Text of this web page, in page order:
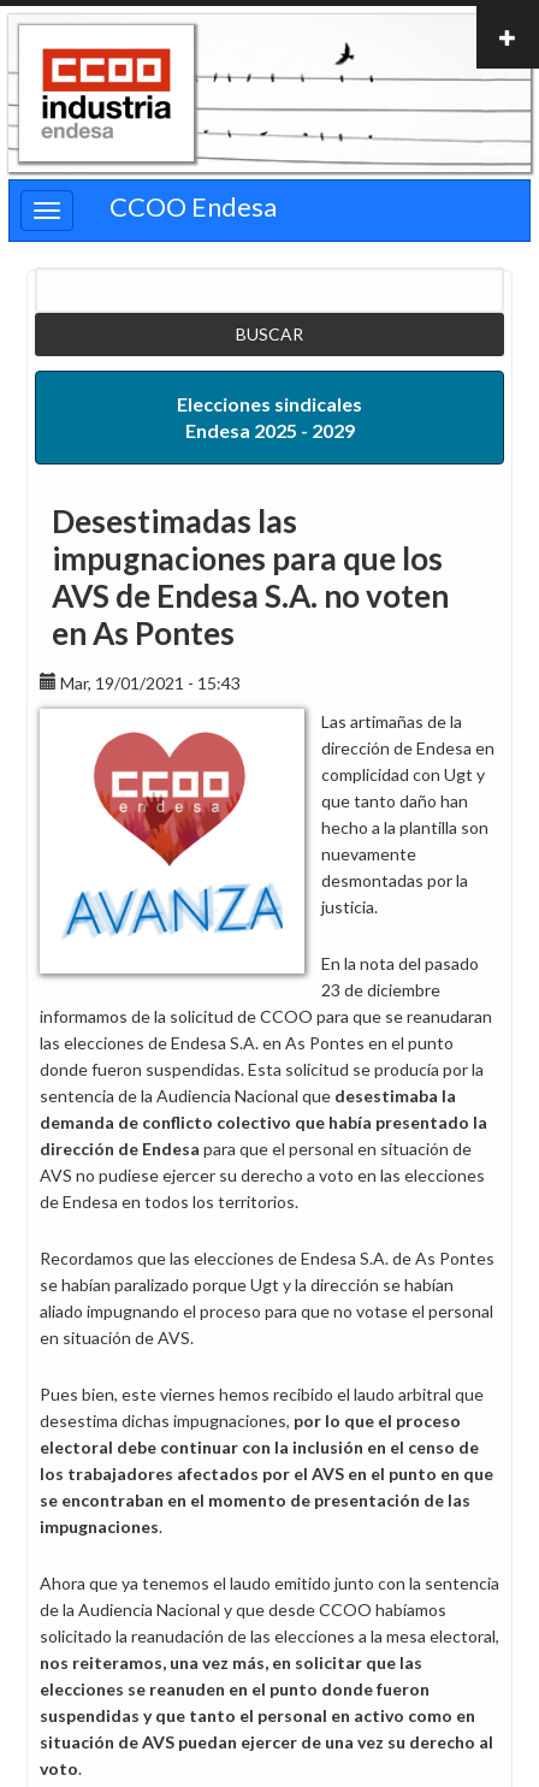
Pasar
contenido
principal
CCOO Endesa
Elecciones sindicales
Endesa 2025 - 2029
Desestimadas las
impugnaciones para que los
AVS de Endesa S.A. no voten
en As Pontes
Mar, 19/01/2021 - 15:43
Las artimañas de la
dirección de Endesa en
complicidad con Ugt y
que tanto daño han
hecho a la plantilla son
nuevamente
desmontadas por la
justicia.
En la nota del pasado
23 de diciembre
informamos de la solicitud de CCOO para que se reanudaran
las elecciones de Endesa S.A. en As Pontes en el punto
donde fueron suspendidas. Esta solicitud se producía por la
sentencia de la Audiencia Nacional que desestimaba la
demanda de conflicto colectivo que había presentado la
dirección de Endesa para que el personal en situación de
AVS no pudiese ejercer su derecho a voto en las elecciones
de Endesa en todos los territorios.
Recordamos que las elecciones de Endesa S.A. de As Pontes
se habían paralizado porque Ugt y la dirección se habían
aliado impugnando el proceso para que no votase el personal
en situación de AVS.
Pues bien, este viernes hemos recibido el laudo arbitral que
desestima dichas impugnaciones, por lo que el proceso
electoral debe continuar con la inclusión en el censo de
los trabajadores afectados por el AVS en el punto en que
se encontraban en el momento de presentación de las
impugnaciones.
Ahora que ya tenemos el laudo emitido junto con la sentencia
de la Audiencia Nacional y que desde CCOO habíamos
solicitado la reanudación de las elecciones a la mesa electoral,
nos reiteramos, una vez más, en solicitar que las
elecciones se reanuden en el punto donde fueron
suspendidas y que tanto el personal en activo como en
situación de AVS puedan ejercer de una vez su derecho al
voto.